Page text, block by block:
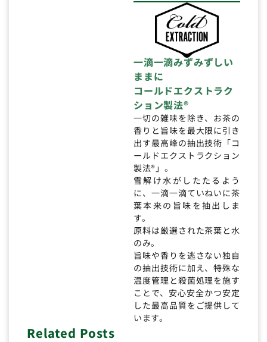
一滴一滴みずみずしい
ままに
コールドエクストラク
ション製法®
一切の雑味を除き、お茶の
香りと旨味を最大限に引き
出す最高峰の抽出技術「コ
ールドエクストラクション
製法®」。
雪解け水がしたたるよう
に、一滴一滴ていねいに茶
葉本来の旨味を抽出しま
す。
原料は厳選された茶葉と水
のみ。
旨味や香りを逃さない独自
の抽出技術に加え、特殊な
温度管理と殺菌処理を施す
ことで、安心安全かつ安定
した最高品質をご提供して
います。
Related Posts